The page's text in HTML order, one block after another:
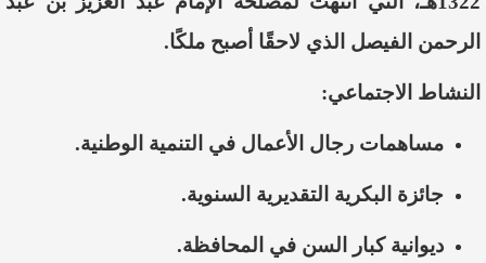
الرحمن الفيصل الذي لاحقًا أصبح ملكًا.
النشاط الاجتماعي:
مساهمات رجال الأعمال في التنمية الوطنية.
جائزة البكرية التقديرية السنوية.
ديوانية كبار السن في المحافظة.